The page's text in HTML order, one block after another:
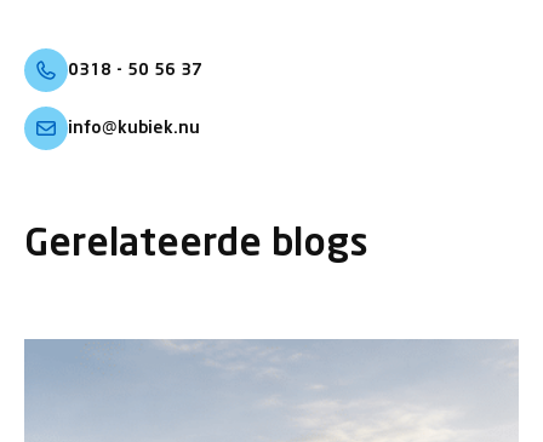
0318 - 50 56 37
info@kubiek.nu
Gerelateerde blogs